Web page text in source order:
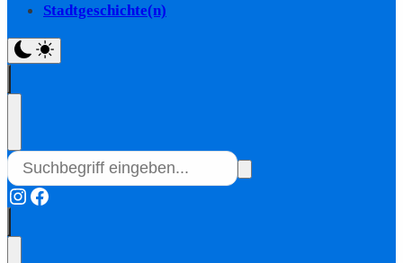
Stadtgeschichte(n)
Instagram
Facebook